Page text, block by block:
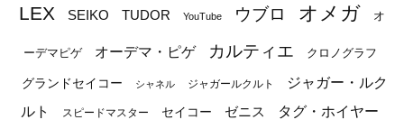
LEX
SEIKO TUDOR YouTube ウブロ オメガ オ
ーデマピゲ オーデマ・ピゲ カルティエ クロノグラフ
グランドセイコー シャネル ジャガールクルト
ジャガー・ルク
ルト
スピードマスター セイコー ゼニス タグ・ホイヤー